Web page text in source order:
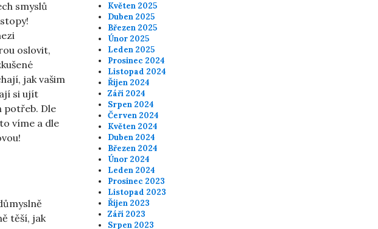
smyslů
oslovit,
jak vašim
si ujít
potřeb. Dle
víme a dle
těší, jak
Květen 2025
Duben 2025
Březen 2025
Únor 2025
Leden 2025
Prosinec 2024
Listopad 2024
Říjen 2024
Září 2024
Srpen 2024
Červen 2024
Květen 2024
Duben 2024
Březen 2024
Únor 2024
Leden 2024
Prosinec 2023
Listopad 2023
Říjen 2023
Září 2023
Srpen 2023